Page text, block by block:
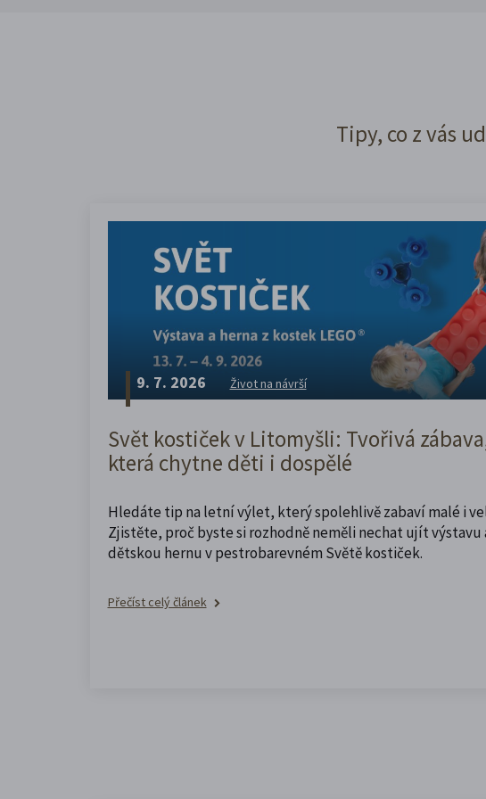
Tipy, co z vás
9. 7. 2026 Život na návrší
Svět kostiček v Litomyšli: Tvořivá
která chytne děti i dospělé
Hledáte tip na letní výlet, který spolehlivě zabaví malé i
Zjistěte, proč byste si rozhodně neměli nechat ujít výstavu
dětskou hernu v pestrobarevném Světě kostiček.
Přečíst celý článek